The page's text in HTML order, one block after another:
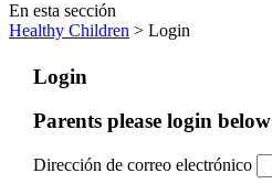
En esta sección
Healthy Children > Login
Login
Parents please login below
Dirección de correo electrónico